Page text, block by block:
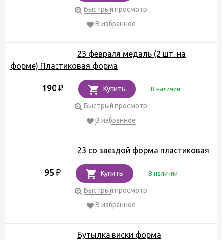
Быстрый просмотр
В избранное
23 февраля медаль (2 шт. на
форме) Пластиковая форма
190 ₽ Купить В наличии
Быстрый просмотр
В избранное
23 со звездой форма пластиковая
95 ₽ Купить В наличии
Быстрый просмотр
В избранное
Бутылка виски форма